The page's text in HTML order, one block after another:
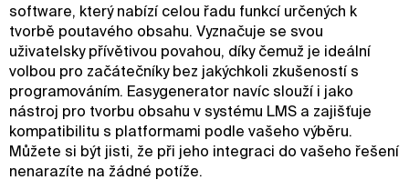
software, který nabízí celou řadu funkcí určených k
tvorbě poutavého obsahu. Vyznačuje se svou
uživatelsky přívětivou povahou, díky čemuž je ideální
volbou pro začátečníky bez jakýchkoli zkušeností s
programováním. Easygenerator navíc slouží i jako
nástroj pro tvorbu obsahu v systému LMS a zajišťuje
kompatibilitu s platformami podle vašeho výběru.
Můžete si být jisti, že při jeho integraci do vašeho řešení
nenarazíte na žádné potíže.